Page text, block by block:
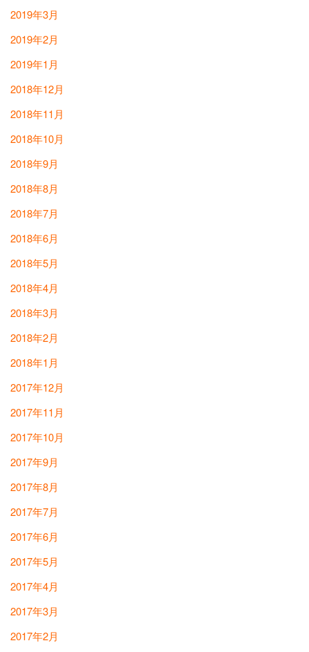
2019年3月
2019年2月
2019年1月
2018年12月
2018年11月
2018年10月
2018年9月
2018年8月
2018年7月
2018年6月
2018年5月
2018年4月
2018年3月
2018年2月
2018年1月
2017年12月
2017年11月
2017年10月
2017年9月
2017年8月
2017年7月
2017年6月
2017年5月
2017年4月
2017年3月
2017年2月